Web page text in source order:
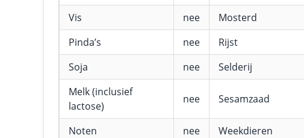
Vis
nee Mosterd
Pinda’s
nee Rijst
Soja
nee Selderij
Melk (inclusief
lactose)
nee Sesamzaad
Noten nee Weekdieren